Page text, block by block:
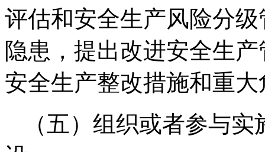
评估和安全生产风险分
隐患，提出改进安全生
安全生产整改措施和重
（五）组织或者参与